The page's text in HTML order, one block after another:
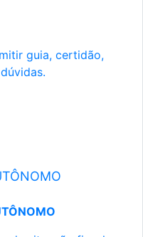
guia, certidão,